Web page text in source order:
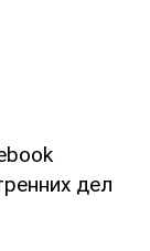
дел